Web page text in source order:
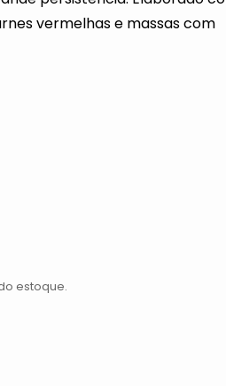
vermelhas e massas com
estoque.